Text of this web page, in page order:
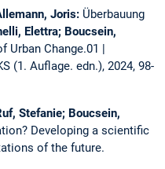
Joris: Überbauung
Elettra; Boucsein,
Urban Change.01 |
(1. Auflage. edn.), 2024, 98-
Stefanie; Boucsein,
Developing a scientific
of the future.